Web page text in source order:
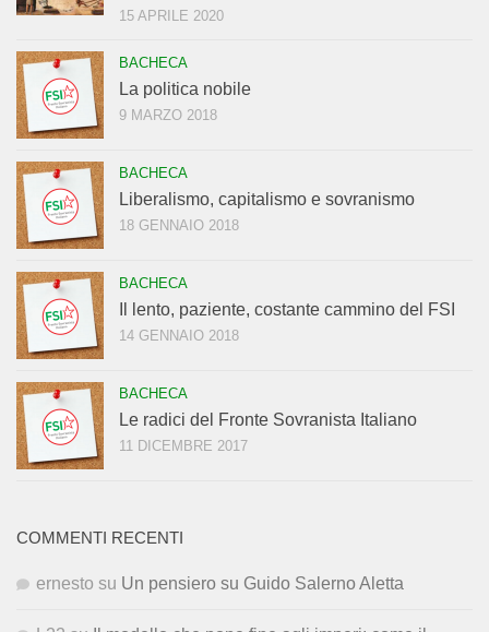
15 APRILE 2020
BACHECA
La politica nobile
9 MARZO 2018
BACHECA
Liberalismo, capitalismo e sovranismo
18 GENNAIO 2018
BACHECA
Il lento, paziente, costante cammino del FSI
14 GENNAIO 2018
BACHECA
Le radici del Fronte Sovranista Italiano
11 DICEMBRE 2017
COMMENTI RECENTI
ernesto su Un pensiero su Guido Salerno Aletta